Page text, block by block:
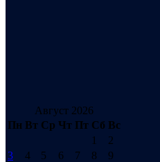
Август 2026
Пн Вт Ср Чт Пт Сб Вс
1
2
3
4 5 6 7 8
9